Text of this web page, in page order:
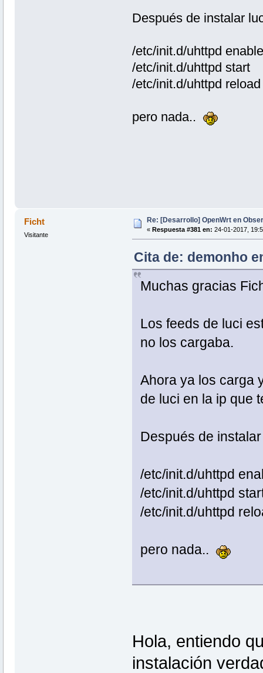
Después de instalar
/etc/init.d/uhttpd enable
/etc/init.d/uhttpd start
/etc/init.d/uhttpd reload
pero nada..
Ficht
Visitante
Re: [Desarrollo] OpenWrt en
« Respuesta #381 en: 24-01-2017,
Cita de: demonho
Muchas gracias
Los feeds de luci
no los cargaba.
Ahora ya los carga
de luci en la ip que
Después de
/etc/init.d/uhttpd
/etc/init.d/uhttpd
/etc/init.d/uhttpd
pero nada..
Hola, entiendo
instalación